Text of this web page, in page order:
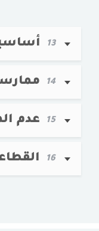
13
14
15 عدم
16